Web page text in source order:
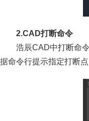
2.CAD打断命令
浩辰CAD中打断命
据命令行提示指定打断